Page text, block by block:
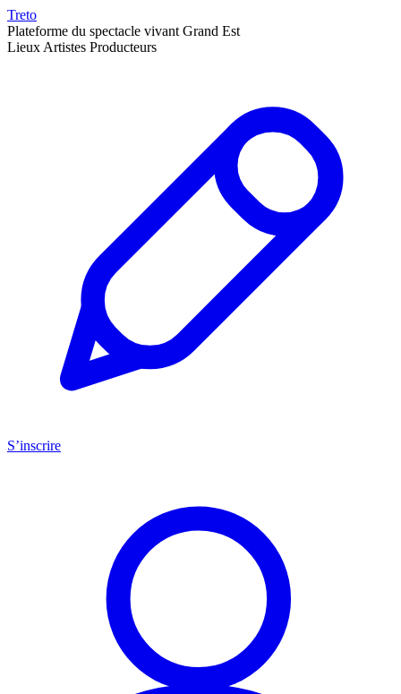
Treto
Plateforme du spectacle vivant Grand Est
Lieux Artistes Producteurs
S’inscrire